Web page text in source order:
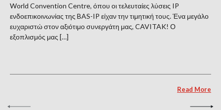
World Convention Centre, όπου οι τελευταίες λύσεις IP
ενδοεπικοινωνίας της BAS-IP είχαν την τιμητική τους. Ένα μεγάλο
ευχαριστώ στον αξιότιμο συνεργάτη μας, CAVITAK! Ο
εξοπλισμός μας […]
Read More